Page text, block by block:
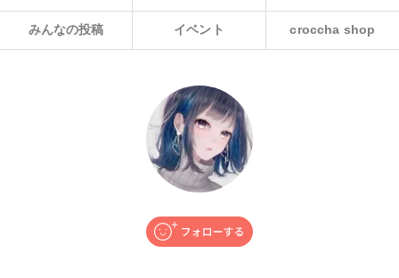
みんなの投稿 イベント croccha shop